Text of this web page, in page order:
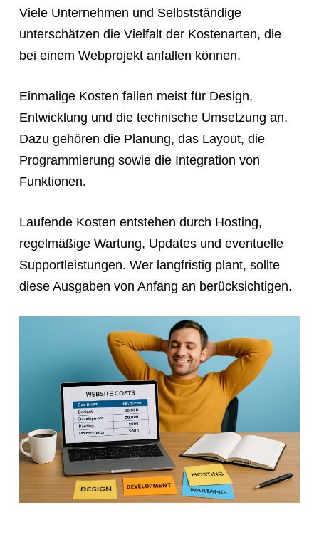
Viele Unternehmen und Selbstständige
unterschätzen die Vielfalt der Kostenarten, die
bei einem Webprojekt anfallen können.
Einmalige Kosten fallen meist für Design,
Entwicklung und die technische Umsetzung an.
Dazu gehören die Planung, das Layout, die
Programmierung sowie die Integration von
Funktionen.
Laufende Kosten entstehen durch Hosting,
regelmäßige Wartung, Updates und eventuelle
Supportleistungen. Wer langfristig plant, sollte
diese Ausgaben von Anfang an berücksichtigen.